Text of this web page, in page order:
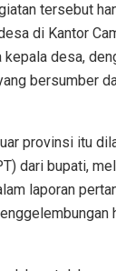
tersebut
di Kantor
desa,
bersumber
provinsi itu
dari bupati,
laporan